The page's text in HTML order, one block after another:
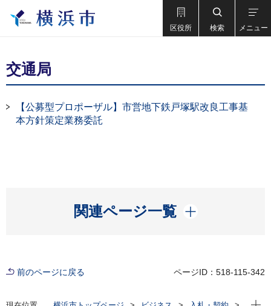
区役所 検索 メニュー
交通局
【公募型プロポーザル】市営地下鉄戸塚駅改良工事基
本方針策定業務委託
関連ページ一覧
開く
前のページに戻る ページID：518-115-342
現在